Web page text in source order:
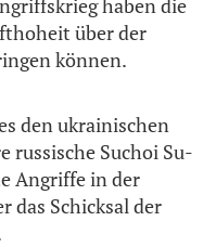
haben die
über der
können.
den ukrainischen
russische Suchoi Su-
Angriffe in der
das Schicksal der